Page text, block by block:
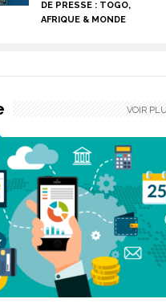
DE PRESSE : TOGO,
AFRIQUE & MONDE
VOIR